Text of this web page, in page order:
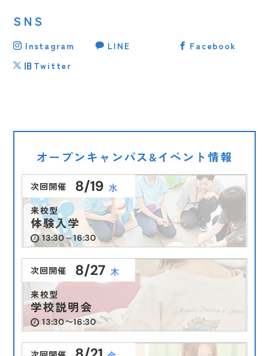
SNS
Instagram LINE
Facebook
旧Twitter
オープンキャンパス&イベント情報
次回開催 8/19 水
来校型
体験入学
13:30～16:30
次回開催 8/27 木
来校型
学校説明会
13:30〜16:30